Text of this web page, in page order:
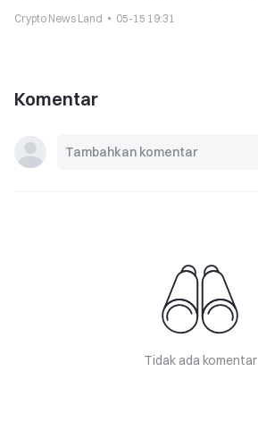
Crypto News Land 05-15 19:31
Komentar
Tidak ada komentar